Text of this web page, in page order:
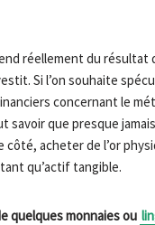
réellement du résultat
Si l’on souhaite
concernant le
savoir que presque
côté, acheter de l’or
qu’actif tangible.
quelques monnaies ou